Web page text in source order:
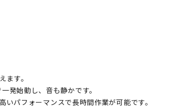
ます。
発始動し、音も静かです。
パフォーマンスで長時間作業が可能です。